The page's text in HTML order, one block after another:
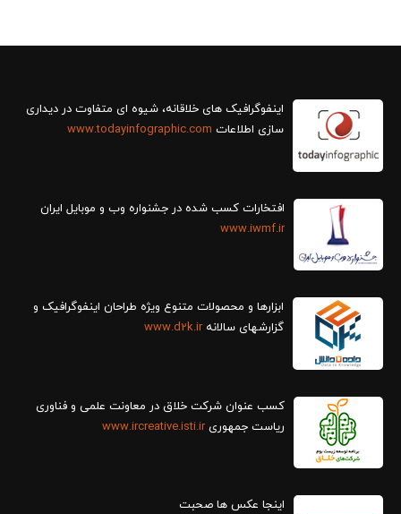
سازی اطلاعات www.todayinfographic.com
افتخارات کسب شده در جشنواره وب و موبایل ایران
www.iwmf.ir
ابزارها و محصولات متنوع ویژه طراحان اینفوگرافیک و
گزارش‎های سالانه
www.d2k.ir
کسب عنوان شرکت خلاق در معاونت علمی و فناوری
ریاست جمهوریwww.ircreative.isti.ir
اینجا عکس ها صحبت